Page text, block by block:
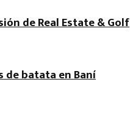
de Real Estate & Golf
de batata en Baní